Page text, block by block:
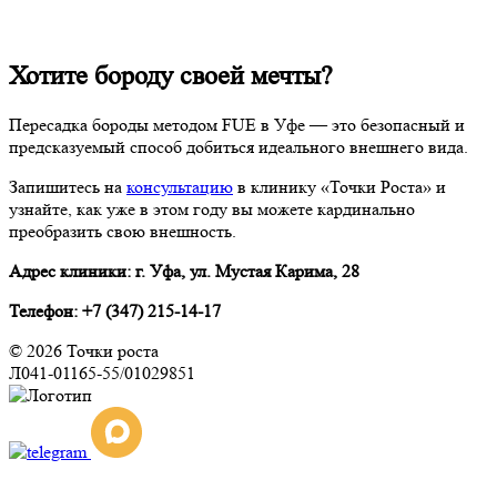
Хотите бороду своей мечты?
Пересадка бороды методом FUE в Уфе — это безопасный и
предсказуемый способ добиться идеального внешнего вида.
Запишитесь на консультацию в клинику «Точки Роста» и
узнайте, как уже в этом году вы можете кардинально
преобразить свою внешность.
Адрес клиники: г. Уфа, ул. Мустая Карима, 28
Телефон: +7 (347) 215-14-17
© 2026 Точки роста
Л041-01165-55/01029851